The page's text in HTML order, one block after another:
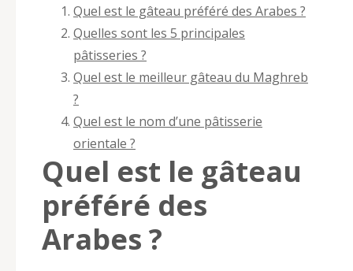
Quel est le gâteau préféré des Arabes ?
Quelles sont les 5 principales
pâtisseries ?
Quel est le meilleur gâteau du Maghreb
?
Quel est le nom d’une pâtisserie
orientale ?
Quel est le gâteau
préféré des
Arabes ?